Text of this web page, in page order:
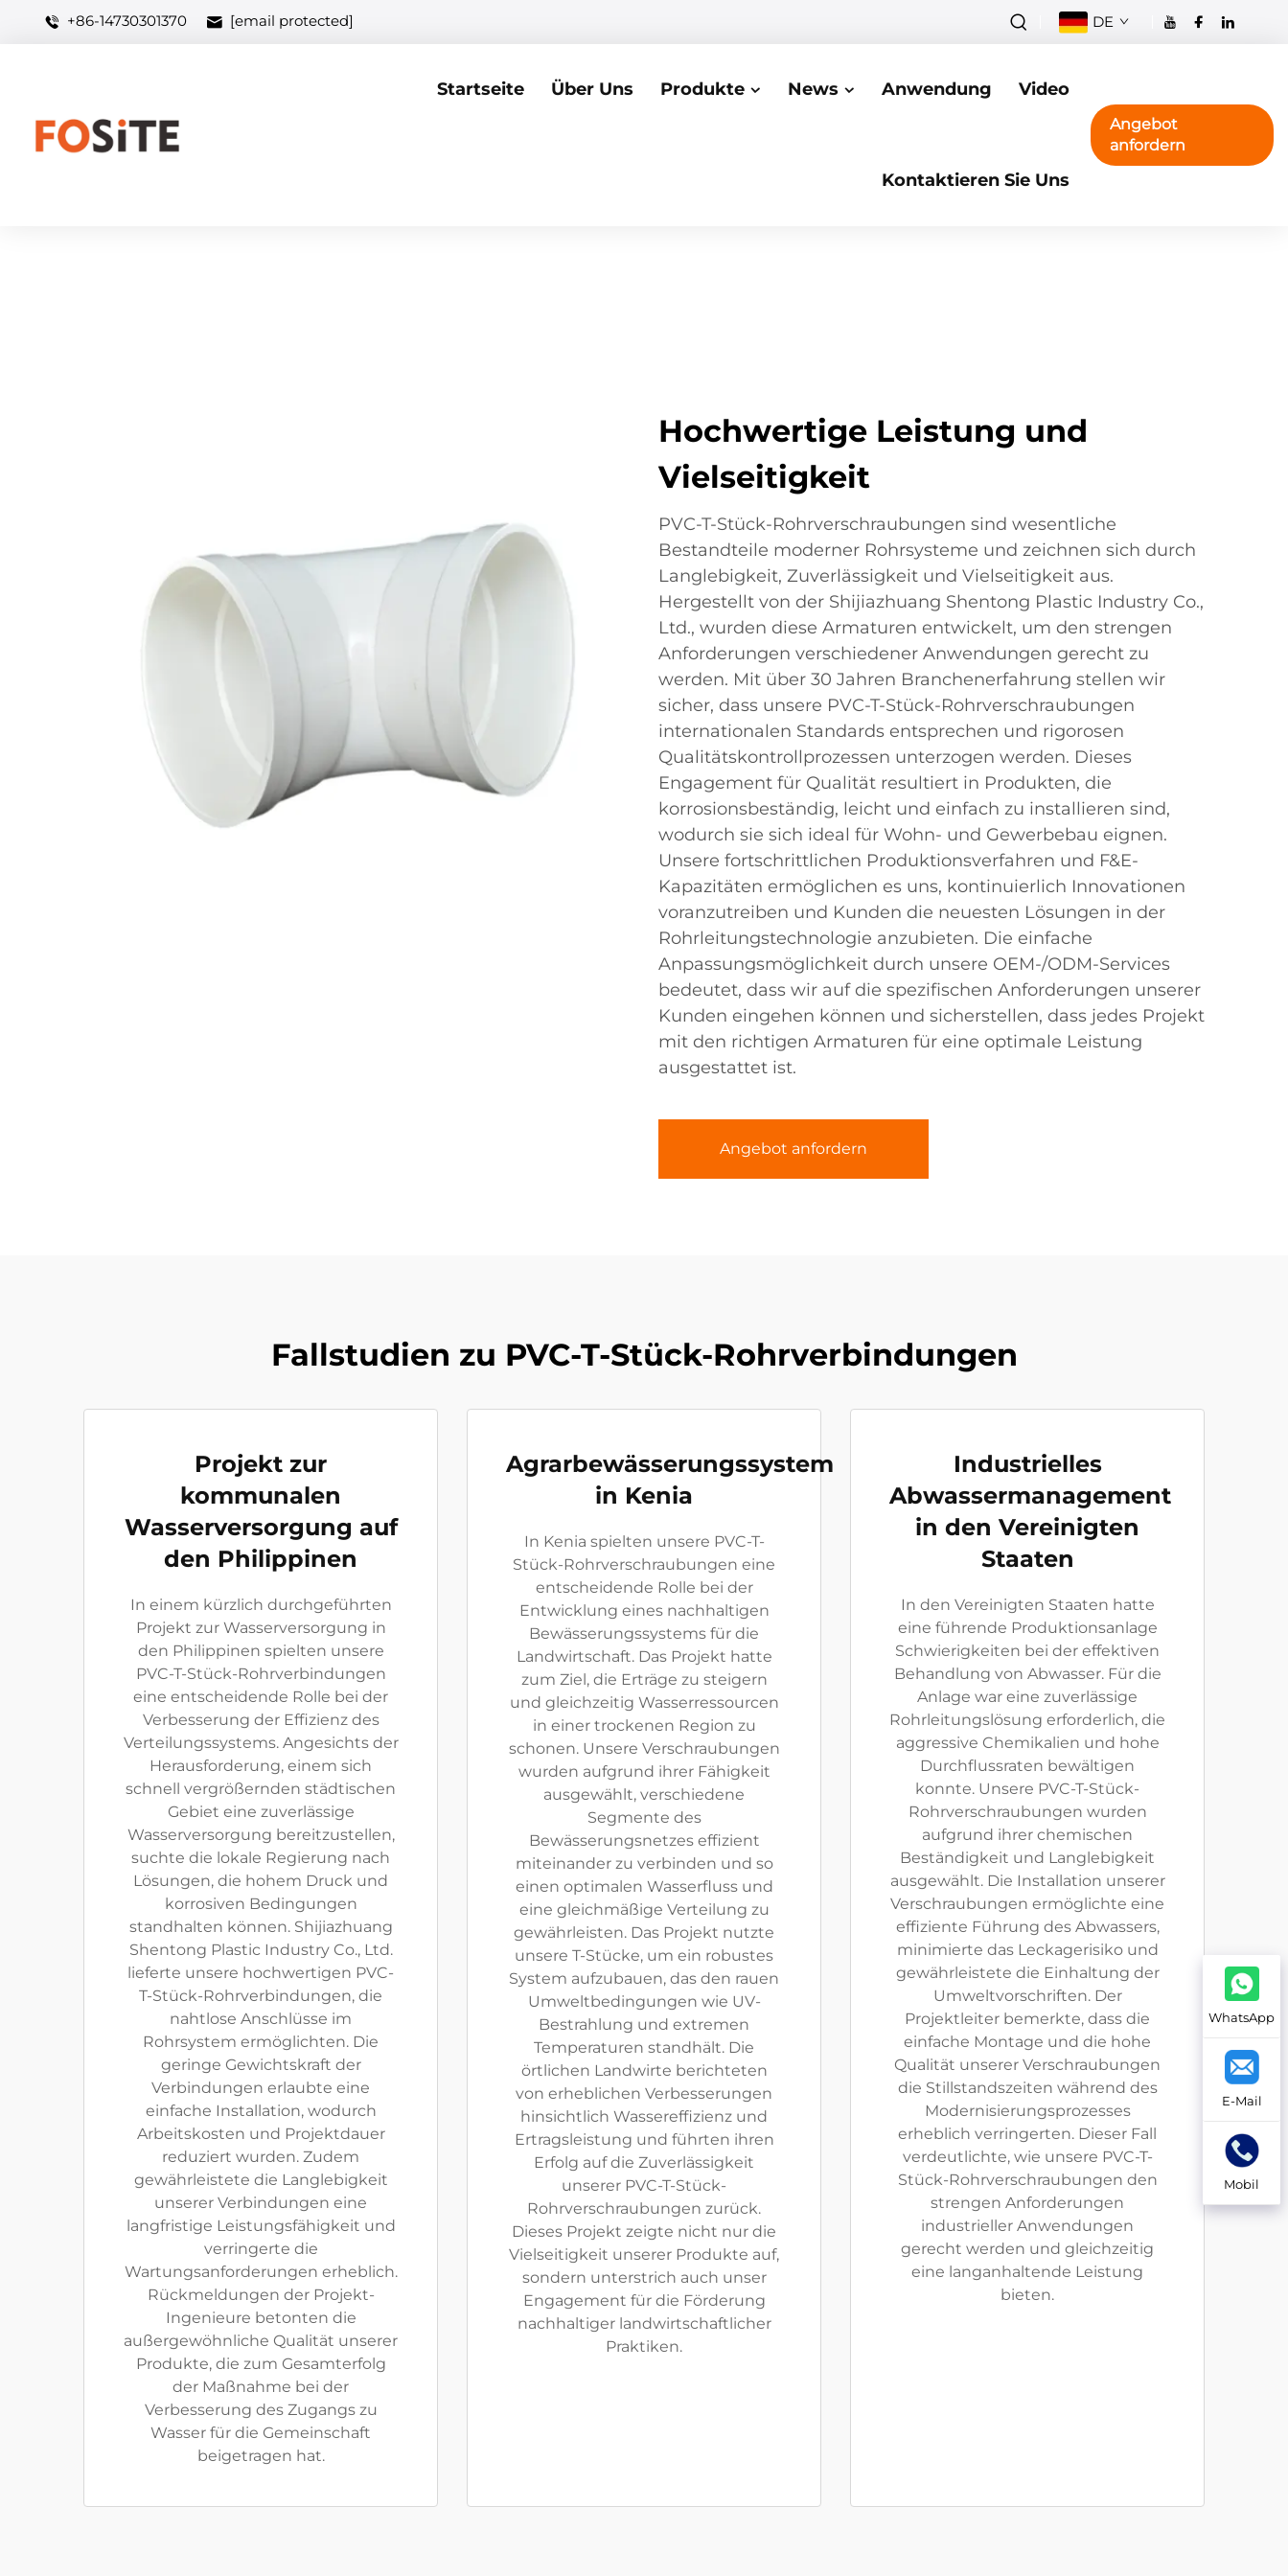
+86-14730301370 [email protected] DE
Startseite Über Uns Produkte News Anwendung Video
Kontaktieren Sie Uns
Angebot
anfordern
Hochwertige Leistung und
Vielseitigkeit
PVC-T-Stück-Rohrverschraubungen sind wesentliche
Bestandteile moderner Rohrsysteme und zeichnen sich durch
Langlebigkeit, Zuverlässigkeit und Vielseitigkeit aus.
Hergestellt von der Shijiazhuang Shentong Plastic Industry Co.,
Ltd., wurden diese Armaturen entwickelt, um den strengen
Anforderungen verschiedener Anwendungen gerecht zu
werden. Mit über 30 Jahren Branchenerfahrung stellen wir
sicher, dass unsere PVC-T-Stück-Rohrverschraubungen
internationalen Standards entsprechen und rigorosen
Qualitätskontrollprozessen unterzogen werden. Dieses
Engagement für Qualität resultiert in Produkten, die
korrosionsbeständig, leicht und einfach zu installieren sind,
wodurch sie sich ideal für Wohn- und Gewerbebau eignen.
Unsere fortschrittlichen Produktionsverfahren und F&E-
Kapazitäten ermöglichen es uns, kontinuierlich Innovationen
voranzutreiben und Kunden die neuesten Lösungen in der
Rohrleitungstechnologie anzubieten. Die einfache
Anpassungsmöglichkeit durch unsere OEM-/ODM-Services
bedeutet, dass wir auf die spezifischen Anforderungen unserer
Kunden eingehen können und sicherstellen, dass jedes Projekt
mit den richtigen Armaturen für eine optimale Leistung
ausgestattet ist.
Angebot anfordern
Fallstudien zu PVC-T-Stück-Rohrverbindungen
Projekt zur
kommunalen
Wasserversorgung auf
den Philippinen
In einem kürzlich durchgeführten
Projekt zur Wasserversorgung in
den Philippinen spielten unsere
PVC-T-Stück-Rohrverbindungen
eine entscheidende Rolle bei der
Verbesserung der Effizienz des
Verteilungssystems. Angesichts der
Herausforderung, einem sich
schnell vergrößernden städtischen
Gebiet eine zuverlässige
Wasserversorgung bereitzustellen,
suchte die lokale Regierung nach
Lösungen, die hohem Druck und
korrosiven Bedingungen
standhalten können. Shijiazhuang
Shentong Plastic Industry Co., Ltd.
lieferte unsere hochwertigen PVC-
T-Stück-Rohrverbindungen, die
nahtlose Anschlüsse im
Rohrsystem ermöglichten. Die
geringe Gewichtskraft der
Verbindungen erlaubte eine
einfache Installation, wodurch
Arbeitskosten und Projektdauer
reduziert wurden. Zudem
gewährleistete die Langlebigkeit
unserer Verbindungen eine
langfristige Leistungsfähigkeit und
verringerte die
Wartungsanforderungen erheblich.
Rückmeldungen der Projekt-
Ingenieure betonten die
außergewöhnliche Qualität unserer
Produkte, die zum Gesamterfolg
der Maßnahme bei der
Verbesserung des Zugangs zu
Wasser für die Gemeinschaft
beigetragen hat.
Agrarbewässerungssystem
in Kenia
In Kenia spielten unsere PVC-T-
Stück-Rohrverschraubungen eine
entscheidende Rolle bei der
Entwicklung eines nachhaltigen
Bewässerungssystems für die
Landwirtschaft. Das Projekt hatte
zum Ziel, die Erträge zu steigern
und gleichzeitig Wasserressourcen
in einer trockenen Region zu
schonen. Unsere Verschraubungen
wurden aufgrund ihrer Fähigkeit
ausgewählt, verschiedene
Segmente des
Bewässerungsnetzes effizient
miteinander zu verbinden und so
einen optimalen Wasserfluss und
eine gleichmäßige Verteilung zu
gewährleisten. Das Projekt nutzte
unsere T-Stücke, um ein robustes
System aufzubauen, das den rauen
Umweltbedingungen wie UV-
Bestrahlung und extremen
Temperaturen standhält. Die
örtlichen Landwirte berichteten
von erheblichen Verbesserungen
hinsichtlich Wassereffizienz und
Ertragsleistung und führten ihren
Erfolg auf die Zuverlässigkeit
unserer PVC-T-Stück-
Rohrverschraubungen zurück.
Dieses Projekt zeigte nicht nur die
Vielseitigkeit unserer Produkte auf,
sondern unterstrich auch unser
Engagement für die Förderung
nachhaltiger landwirtschaftlicher
Praktiken.
Industrielles
Abwassermanagement
in den Vereinigten
Staaten
In den Vereinigten Staaten hatte
eine führende Produktionsanlage
Schwierigkeiten bei der effektiven
Behandlung von Abwasser. Für die
Anlage war eine zuverlässige
Rohrleitungslösung erforderlich, die
aggressive Chemikalien und hohe
Durchflussraten bewältigen
konnte. Unsere PVC-T-Stück-
Rohrverschraubungen wurden
aufgrund ihrer chemischen
Beständigkeit und Langlebigkeit
ausgewählt. Die Installation unserer
Verschraubungen ermöglichte eine
effiziente Führung des Abwassers,
minimierte das Leckagerisiko und
gewährleistete die Einhaltung der
Umweltvorschriften. Der
Projektleiter bemerkte, dass die
einfache Montage und die hohe
Qualität unserer Verschraubungen
die Stillstandszeiten während des
Modernisierungsprozesses
erheblich verringerten. Dieser Fall
verdeutlichte, wie unsere PVC-T-
Stück-Rohrverschraubungen den
strengen Anforderungen
industrieller Anwendungen
gerecht werden und gleichzeitig
eine langanhaltende Leistung
bieten.
WhatsApp
E-Mail
Mobil